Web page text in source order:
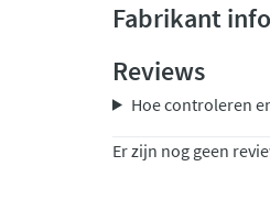
Fabrikant
Reviews
Hoe controleren
Er zijn nog geen